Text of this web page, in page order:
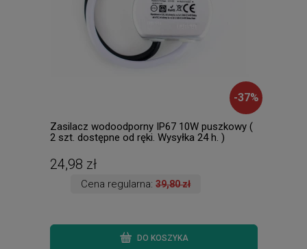
-37%
Zasilacz wodoodporny IP67 10W puszkowy (
2 szt. dostępne od ręki. Wysyłka 24 h. )
24,98 zł
Cena regularna:39,80 zł
DO KOSZYKA